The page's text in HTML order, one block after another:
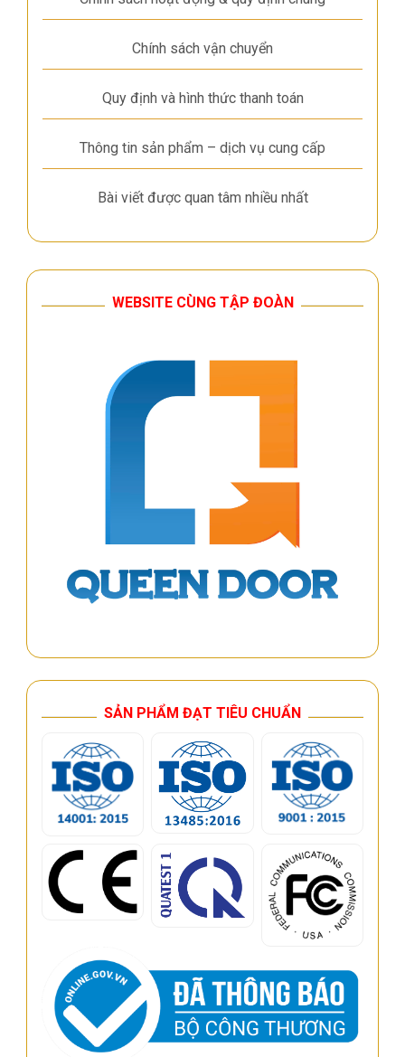
Chính sách vận chuyển
Quy định và hình thức thanh toán
Thông tin sản phẩm – dịch vụ cung cấp
Bài viết được quan tâm nhiều nhất
WEBSITE CÙNG TẬP ĐOÀN
SẢN PHẨM ĐẠT TIÊU CHUẨN